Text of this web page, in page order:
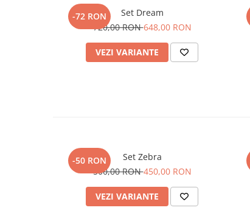
-72 RON
Set Dream
720,00 RON648,00 RON
VEZI VARIANTE
-50 RON
Set Zebra
500,00 RON450,00 RON
VEZI VARIANTE